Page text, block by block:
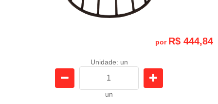
por R$ 444,84
Unidade: un
un